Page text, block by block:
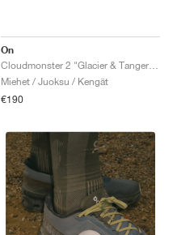
On
Miehet / Juoksu / Kengät
€190